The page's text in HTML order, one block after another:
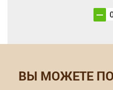
ВЫ МОЖЕТЕ